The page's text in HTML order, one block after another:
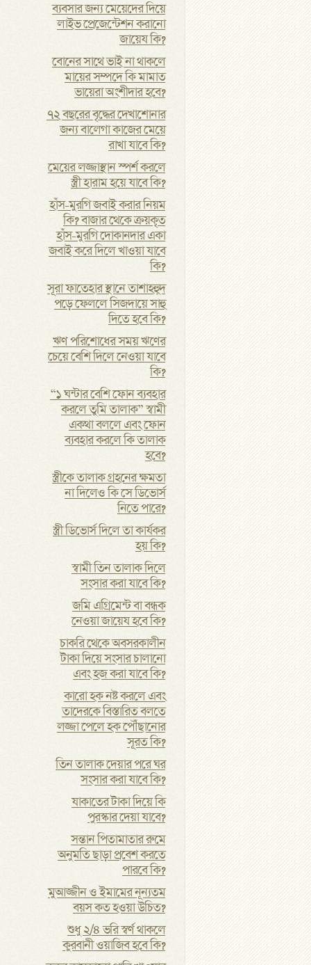
ব্যবসার জন্য মেয়েদের দিয়ে
লাইভ প্রেজেন্টেশন করানো
জায়েয কি?
বোনের সাথে ভাই না থাকলে
মায়ের সম্পদে কি মামাত
ভায়েরা অংশীদার হবে?
৭২ বছরের বৃদ্ধের দেখাশোনার
জন্য বালেগা কাজের মেয়ে
রাখা যাবে কি?
মেয়ের লজ্জাস্থান স্পর্শ করলে
স্ত্রী হারাম হয়ে যাবে কি?
হাঁস-মুরগি জবাই করার নিয়ম
কি? বাজার থেকে ক্রয়কৃত
হাঁস-মুরগি দোকানদার একা
জবাই করে দিলে খাওয়া যাবে
কি?
সূরা ফাতেহার স্থানে তাশাহহুদ
পড়ে ফেললে সিজদায়ে সাহু
দিতে হবে কি?
ঋণ পরিশোধের সময় ঋণের
চেয়ে বেশি দিলে নেওয়া যাবে
কি?
“১ ঘন্টার বেশি ফোন ব্যবহার
করলে তুমি তালাক” স্বামী
একথা বললে এবং ফোন
ব্যবহার করলে কি তালাক
হবে?
স্ত্রীকে তালাক গ্রহনের ক্ষমতা
না দিলেও কি সে ডিভোর্স
নিতে পারে?
স্ত্রী ডিভোর্স দিলে তা কার্যকর
হয় কি?
স্বামী তিন তালাক দিলে
সংসার করা যাবে কি?
জমি এগ্রিমেন্ট বা বন্ধক
নেওয়া জায়েয হবে কি?
চাকরি থেকে অবসরকালীন
টাকা দিয়ে সংসার চালানো
এবং হজ করা যাবে কি?
কারো হক নষ্ট করলে এবং
তাদেরকে বিস্তারিত বলতে
লজ্জা পেলে হক পৌঁছানোর
সূরত কি?
তিন তালাক দেয়ার পরে ঘর
সংসার করা যাবে কি?
যাকাতের টাকা দিয়ে কি
পুরস্কার দেয়া যাবে?
সন্তান পিতামাতার রুমে
অনুমতি ছাড়া প্রবেশ করতে
পারবে কি?
মুআজ্জীন ও ইমামের নূন্যতম
বয়স কত হওয়া উচিত?
শুধু ২/৪ ভরি স্বর্ণ থাকলে
কুরবানী ওয়াজিব হবে কি?